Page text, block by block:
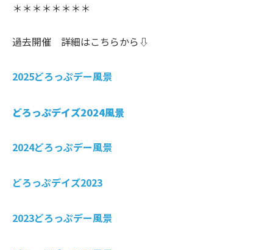
＊＊＊＊＊＊＊＊
過去開催 詳細はこちらから⇩
2025どろっぷデー風景
どろっぷデイズ2024風景
2024どろっぷデー風景
どろっぷデイズ2023
2023どろっぷデー風景